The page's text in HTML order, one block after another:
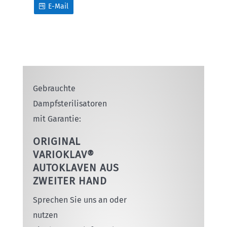
E-Mail
Gebrauchte
Dampfsterilisatoren
mit Garantie:
ORIGINAL
VARIOKLAV®
AUTOKLAVEN AUS
ZWEITER HAND
Sprechen Sie uns an oder
nutzen